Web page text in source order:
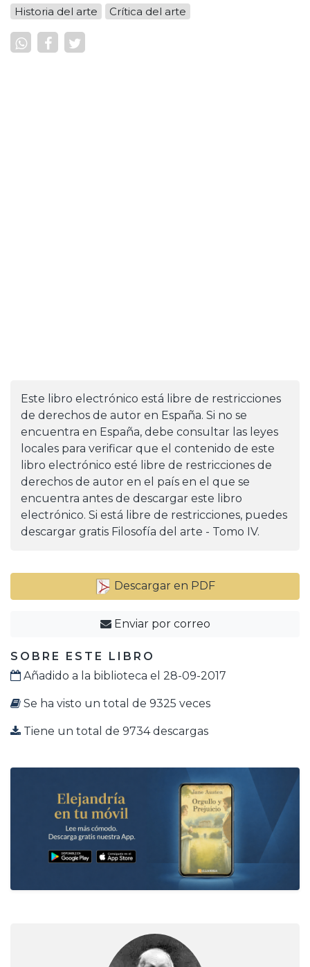
Historia del arte
Crítica del arte
Este libro electrónico está libre de restricciones
de derechos de autor en España. Si no se
encuentra en España, debe consultar las leyes
locales para verificar que el contenido de este
libro electrónico esté libre de restricciones de
derechos de autor en el país en el que se
encuentra antes de descargar este libro
electrónico. Si está libre de restricciones, puedes
descargar gratis Filosofía del arte - Tomo IV.
Descargar en PDF
Enviar por correo
SOBRE ESTE LIBRO
Añadido a la biblioteca el 28-09-2017
Se ha visto un total de 9325 veces
Tiene un total de 9734 descargas